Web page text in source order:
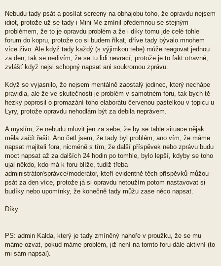
Nebudu tady psát a posílat screeny na obhajobu toho, že opravdu nejsem
idiot, protože už se tady i Mini Me zmínil předemnou se stejným
problémem, že to je opravdu problém a že i díky tomu jde celé tohle
forum do kopru, protože co si budem říkat, dříve tady bývalo mnohem
více živo. Ale když tady každý (s výjimkou tebe) může reagovat jednou
za den, tak se nedivím, že se tu lidi nevrací, protože je to fakt otravné,
zvlášť když nejsi schopný napsat ani soukromou zprávu.
Když se vyjasnilo, že nejsem mentálně zaostalý jedinec, který nechápe
pravidla, ale že ve skutečnosti je problém v samotném foru, tak bych tě
hezky poprosil o promazání toho elaborátu červenou pastelkou v topicu u
Lyry, protože opravdu nehodlám být za debila neprávem.
A myslím, že nebudu mluvit jen za sebe, že by se tahle situace nějak
měla začít řešit. Ano četl jsem, že tady byl problém, ano vím, že máme
napsat majiteli fora, nicméně s tím, že další příspěvek nebo zprávu budu
moct napsat až za dalších 24 hodin po tomhle, bylo lepší, kdyby se toho
ujal někdo, kdo má k foru blíže, tudíž třeba
administrátor/správce/moderátor, kteří evidentně těch příspěvků můžou
psát za den více, protože já si opravdu netoužím potom nastavovat si
budíky nebo upomínky, že konečně tady můžu zase něco napsat.
Díky
PS: admin Kalda, který je tady zmíněný nahoře v proužku, že se mu
máme ozvat, pokud máme problém, již není na tomto foru dále aktivní (to
mi sám napsal).